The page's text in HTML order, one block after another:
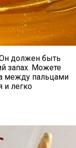
должен быть
запах. Можете
между пальцами
и легко